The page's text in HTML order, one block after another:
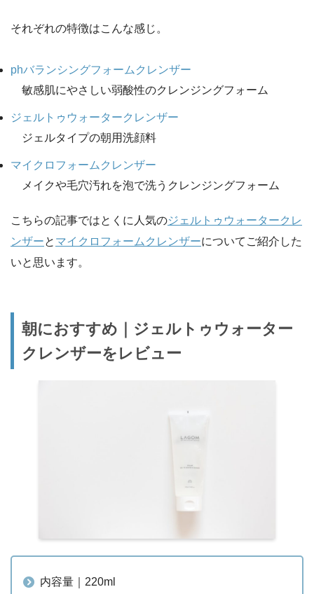
それぞれの特徴はこんな感じ。
phバランシングフォームクレンザー
敏感肌にやさしい弱酸性のクレンジングフォーム
ジェルトゥウォータークレンザー
ジェルタイプの朝用洗顔料
マイクロフォームクレンザー
メイクや毛穴汚れを泡で洗うクレンジングフォーム
こちらの記事ではとくに人気のジェルトゥウォータークレ
ンザーと マイクロフォームクレンザーについてご紹介した
いと思います。
朝におすすめ｜ジェルトゥウォーター
クレンザーをレビュー
内容量｜220ml